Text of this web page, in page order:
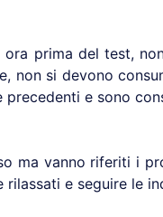
prima del test,
non si devono
e sono
ma vanno riferiti i
e seguire le